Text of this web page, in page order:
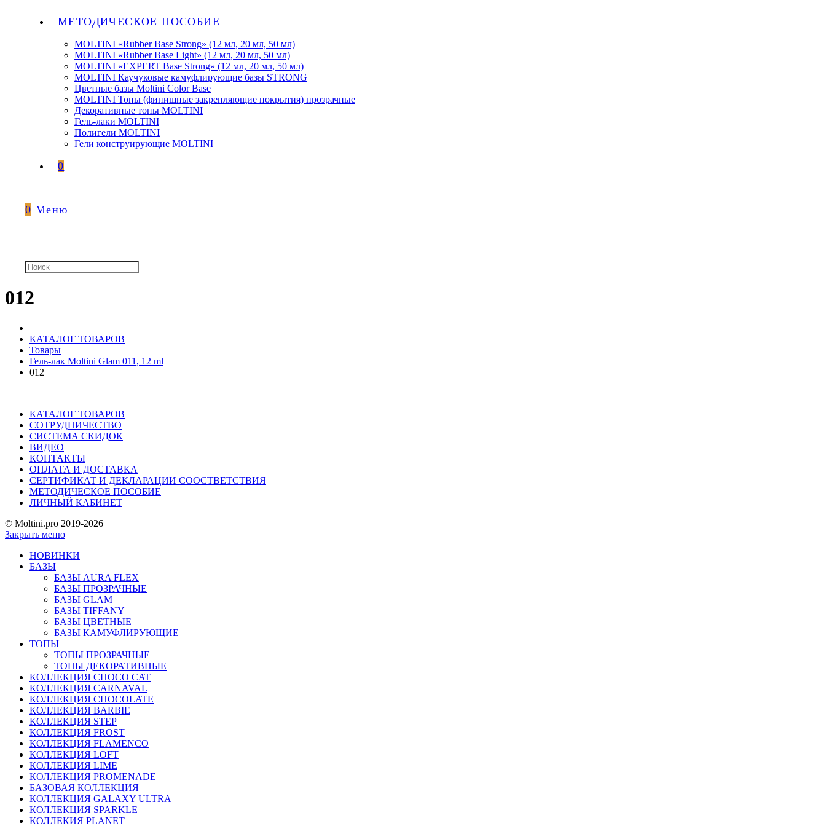
МЕТОДИЧЕСКОЕ ПОСОБИЕ
MOLTINI «Rubber Base Strong» (12 мл, 20 мл, 50 мл)
MOLTINI «Rubber Base Light» (12 мл, 20 мл, 50 мл)
MOLTINI «EXPERT Base Strong» (12 мл, 20 мл, 50 мл)
MOLTINI Каучуковые камуфлирующие базы STRONG
Цветные базы Moltini Color Base
MOLTINI Топы (финишные закрепляющие покрытия) прозрачные
Декоративные топы MOLTINI
Гель-лаки MOLTINI
Полигели MOLTINI
Гели конструирующие MOLTINI
0
0 Меню
012
КАТАЛОГ ТОВАРОВ
Товары
Гель-лак Moltini Glam 011, 12 ml
012
КАТАЛОГ ТОВАРОВ
СОТРУДНИЧЕСТВО
СИСТЕМА СКИДОК
ВИДЕО
КОНТАКТЫ
ОПЛАТА И ДОСТАВКА
СЕРТИФИКАТ И ДЕКЛАРАЦИИ СООСТВЕТСТВИЯ
МЕТОДИЧЕСКОЕ ПОСОБИЕ
ЛИЧНЫЙ КАБИНЕТ
© Moltini.pro 2019-2026
Закрыть меню
НОВИНКИ
БАЗЫ
БАЗЫ AURA FLEX
БАЗЫ ПРОЗРАЧНЫЕ
БАЗЫ GLAM
БАЗЫ TIFFANY
БАЗЫ ЦВЕТНЫЕ
БАЗЫ КАМУФЛИРУЮЩИЕ
ТОПЫ
ТОПЫ ПРОЗРАЧНЫЕ
ТОПЫ ДЕКОРАТИВНЫЕ
КОЛЛЕКЦИЯ CHOCO CAT
КОЛЛЕКЦИЯ CARNAVAL
КОЛЛЕКЦИЯ CHOCOLATE
КОЛЛЕКЦИЯ BARBIE
КОЛЛЕКЦИЯ STEP
КОЛЛЕКЦИЯ FROST
КОЛЛЕКЦИЯ FLAMENCO
КОЛЛЕКЦИЯ LOFT
КОЛЛЕКЦИЯ LIME
КОЛЛЕКЦИЯ PROMENADE
БАЗОВАЯ КОЛЛЕКЦИЯ
КОЛЛЕКЦИЯ GALAXY ULTRA
КОЛЛЕКЦИЯ SPARKLE
КОЛЛЕКИЯ PLANET